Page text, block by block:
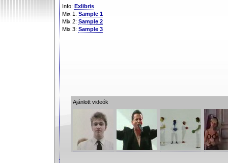
Info: Exlibris
Mix 1: Sample 1
Mix 2: Sample 2
Mix 3: Sample 3
Ajánlott videók